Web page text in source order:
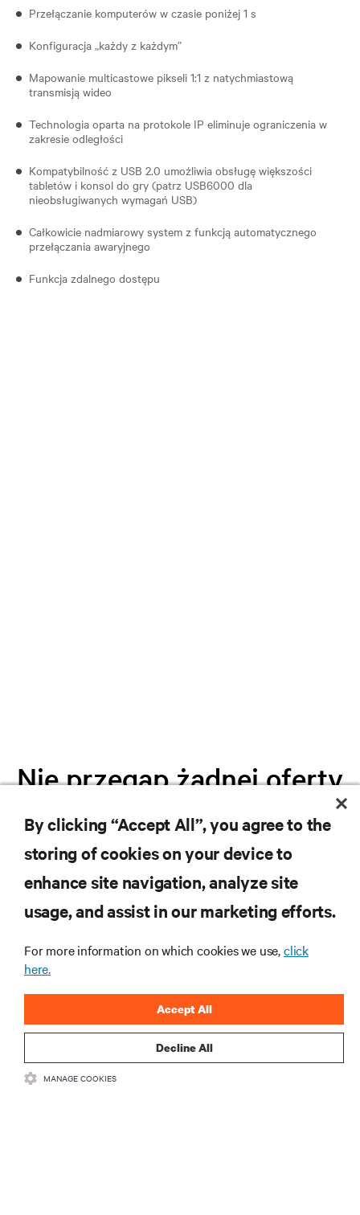
Przełączanie komputerów w czasie poniżej 1 s
Konfiguracja „każdy z każdym”
Mapowanie multicastowe pikseli 1:1 z natychmiastową
transmisją wideo
Technologia oparta na protokole IP eliminuje ograniczenia w
zakresie odległości
Kompatybilność z USB 2.0 umożliwia obsługę większości
tabletów i konsol do gry (patrz USB6000 dla
nieobsługiwanych wymagań USB)
Całkowicie nadmiarowy system z funkcją automatycznego
przełączania awaryjnego
Funkcja zdalnego dostępu
Nie przegap żadnej oferty
Dołącz do naszej listy mailingowej i
otrzymuj najnowsze informacje o
produktach oraz aktualności branżowe
od Vertiv.
ZAREJESTRUJ SIĘ
By clicking “Accept All”, you agree to the
storing of cookies on your device to
enhance site navigation, analyze site
usage, and assist in our marketing efforts.
For more information on which cookies we use,click
here.
Decline All
Accept All
MANAGE COOKIES